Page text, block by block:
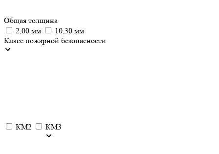
Общая толщина
2,00 мм
10,30 мм
Класс пожарной безопасности
КМ2 КМ3